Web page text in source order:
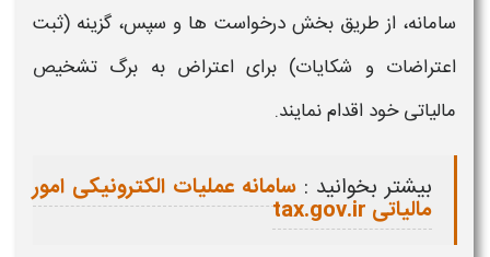
سامانه، از طریق بخش درخواست ها و سپس، گزینه (ثبت
اعتراضات و شکایات) برایاعتراض به برگ تشخیص
مالیاتیخود اقدام نمایند.
بیشتر بخوانید : سامانه عملیات الکترونیکی امور
مالیاتی tax.gov.ir